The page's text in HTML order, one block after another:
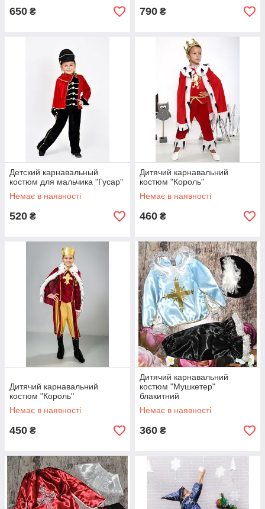
650 ₴ 790 ₴
Детский карнавальный
костюм для мальчика "Гусар"
Немає в наявності
520 ₴
Дитячий карнавальний
костюм "Король"
Немає в наявності
460 ₴
Дитячий карнавальний
костюм "Король"
Немає в наявності
450 ₴
Дитячий карнавальний
костюм "Мушкетер"
блакитний
Немає в наявності
360 ₴